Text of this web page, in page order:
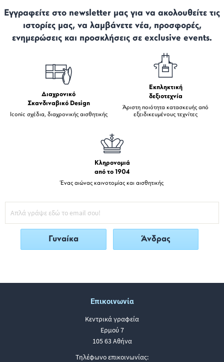
Εγγραφείτε στο newsletter μας για να ακολουθείτε τις
ιστορίες μας, να λαμβάνετε νέα, προσφορές,
ενημερώσεις και προσκλήσεις σε exclusive events.
Διαχρονικό
Σκανδιναβικό Design
Iconic σχέδια, διαχρονικής αισθητικής
Εκπληκτική
δεξιοτεχνία
Άριστη ποιότητα κατασκευής από
εξειδικευμένους τεχνίτες
Κληρονομιά
από το 1904
Ένας αιώνας καινοτομίας και αισθητικής
Γυναίκα Άνδρας
Επικοινωνία
Κεντρικά γραφεία
Ερμού 7
105 63 Αθήνα
Τηλέφωνο επικοινωνίας: